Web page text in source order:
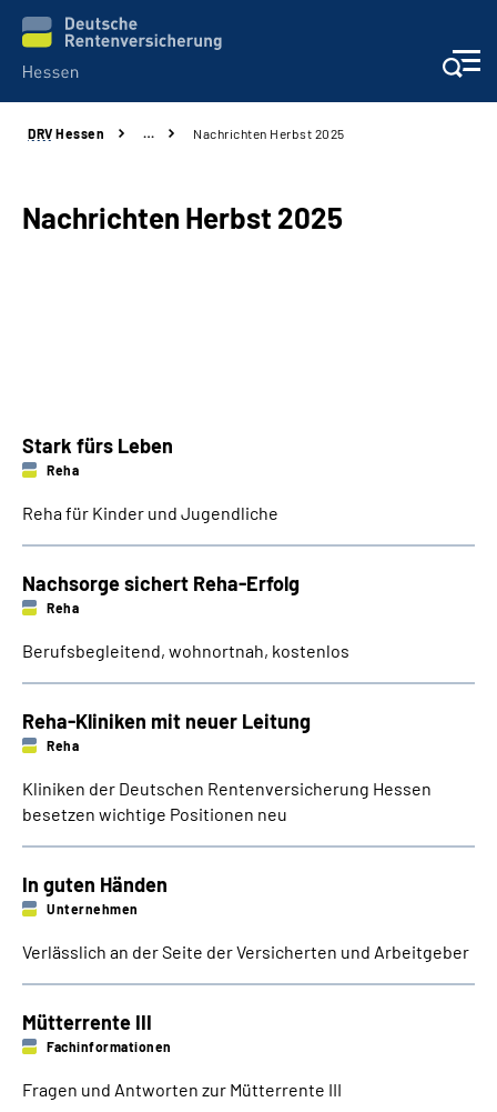
Online-Services
Beratung und Kontakt
Über uns
Inhalte in Gebärdensprache (DGS)
Leichte Sprache
Mein Kundenportal
DRV Hessen … Nachrichten Herbst 2025
Nachrichten Herbst 2025
Reha
Stark fürs Leben
Reha für Kinder und Jugendliche
Reha
Nachsorge sichert Reha-Erfolg
Berufsbegleitend, wohnortnah, kostenlos
Reha
Reha-Kliniken mit neuer Leitung
Kliniken der Deutschen Rentenversicherung Hessen
besetzen wichtige Positionen neu
Unternehmen
In guten Händen
Verlässlich an der Seite der Versicherten und Arbeitgeber
Fachinformationen
Mütterrente III
Fragen und Antworten zur Mütterrente III